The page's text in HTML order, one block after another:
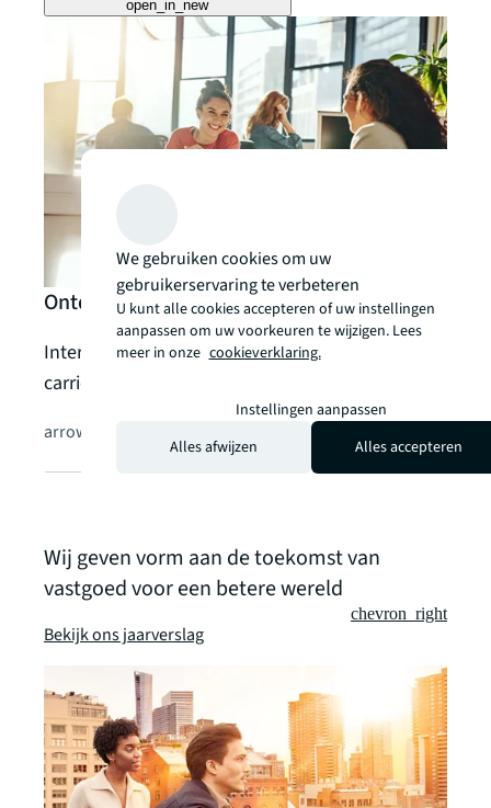
open_in_new
Ontdek carrièremogelijkheden bij JLL
Interesse in een carrière bij JLL? Bekijk onze
carrièrepaden en actuele vacatures.
arrow_forward
Wij geven vorm aan de toekomst van
vastgoed voor een betere wereld
Bekijk ons jaarverslag
chevron_right
We gebruiken cookies om uw
gebruikerservaring te verbeteren
U kunt alle cookies accepteren of uw instellingen
aanpassen om uw voorkeuren te wijzigen. Lees
meer in onze cookieverklaring.
Instellingen aanpassen
Alles afwijzen
Alles accepteren